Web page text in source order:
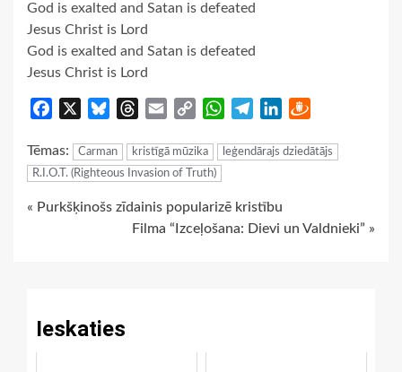
God is exalted and Satan is defeated
Jesus Christ is Lord
God is exalted and Satan is defeated
Jesus Christ is Lord
Facebook BlueskyThreads
Email
Copy
WhatsApp
TelegramLinkedIn
Tēmas: Carman kristīgā mūzika
leģendārajs dziedātājs
R.I.O.T. (Righteous Invasion of Truth)
Continue
« Purkšķinošs zīdainis popularizē kristību
Filma “Izceļošana: Dievi un Valdnieki” »
Ieskaties